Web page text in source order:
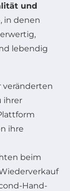
und
in denen
lebendig
veränderten
ihrer
ihre
beim
Hand-